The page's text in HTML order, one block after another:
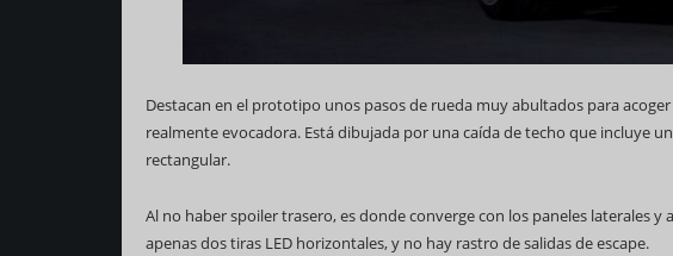
Destacan en el prototipo unos pasos de rueda muy abultados para
realmente evocadora. Está dibujada por una caída de techo que incluye
rectangular.
Al no haber spoiler trasero, es donde converge con los paneles laterales
apenas dos tiras LED horizontales, y no hay rastro de salidas de escape.